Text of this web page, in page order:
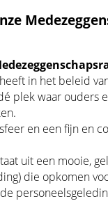
in het beleid
plek waar
en een fijn en
uit een mooie,
die opkomen